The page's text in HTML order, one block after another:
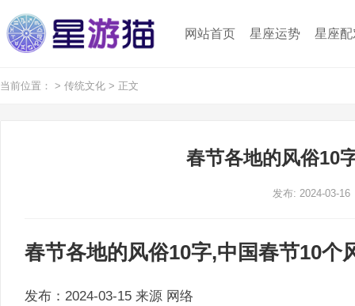
网站首页 星座运势 星座
当前位置： > 传统文化 > 正文
春节各地的风俗10
发布: 2024-03-16
春节各地的风俗10字,中国春节10个
发布：2024-03-15 来源 网络